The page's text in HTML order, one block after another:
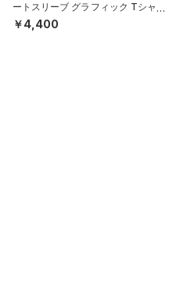
ートスリーブ グラフィック Tシャツ
（サッカー/MEN）
￥4,400